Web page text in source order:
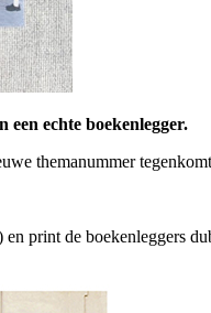
een echte boekenlegger.
themanummer
print de boekenleggers